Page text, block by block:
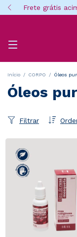
Frete grátis
Início / CORPO / Óleos
Óleos
Filtrar